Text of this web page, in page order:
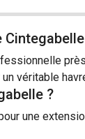
Cintegabelle
véritable
?
une